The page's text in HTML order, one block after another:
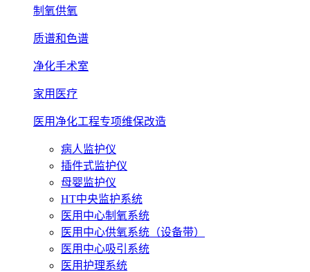
制氧供氧
质谱和色谱
净化手术室
家用医疗
医用净化工程专项维保改造
病人监护仪
插件式监护仪
母婴监护仪
HT中央监护系统
医用中心制氧系统
医用中心供氧系统（设备带）
医用中心吸引系统
医用护理系统